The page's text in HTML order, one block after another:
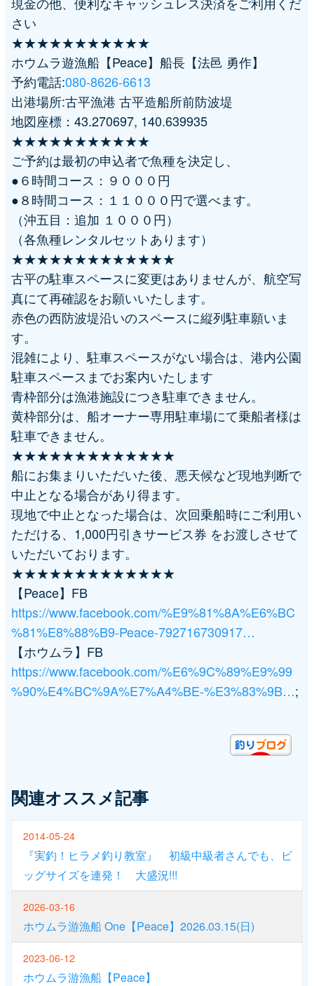
さい
★★★★★★★★★★★
ホウムラ遊漁船【Peace】船長【法邑 勇作】
予約電話:080-8626-6613
出港場所:古平漁港 古平造船所前防波堤
地図座標：43.270697, 140.639935
★★★★★★★★★★★
ご予約は最初の申込者で魚種を決定し、
●６時間コース：９０００円
●８時間コース：１１０００円で選べます。
（沖五目：追加 １０００円）
（各魚種レンタルセットあります）
★★★★★★★★★★★★★
古平の駐車スペースに変更はありませんが、航空写
真にて再確認をお願いいたします。
赤色の西防波堤沿いのスペースに縦列駐車願いま
す。
混雑により、駐車スペースがない場合は、港内公園
駐車スペースまでお案内いたします
青枠部分は漁港施設につき駐車できません。
黄枠部分は、船オーナー専用駐車場にて乗船者様は
駐車できません。
★★★★★★★★★★★★★
船にお集まりいただいた後、悪天候など現地判断で
中止となる場合があり得ます。
現地で中止となった場合は、次回乗船時にご利用い
ただける、1,000円引きサービス券 をお渡しさせて
いただいております。
★★★★★★★★★★★★★
【Peace】FB
https://www.facebook.com/%E9%81%8A%E6%BC
%81%E8%88%B9-Peace-792716730917…
【ホウムラ】FB
https://www.facebook.com/%E6%9C%89%E9%99
%90%E4%BC%9A%E7%A4%BE-%E3%83%9B…;
関連オススメ記事
2014-05-24
『実釣！ヒラメ釣り教室』 初級中級者さんでも、ビ
ッグサイズを連発！ 大盛況!!!
2026-03-16
ホウムラ游漁船 One【Peace】2026.03.15(日)
2023-06-12
ホウムラ游漁船【Peace】